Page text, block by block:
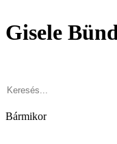
Gisele
Bármikor